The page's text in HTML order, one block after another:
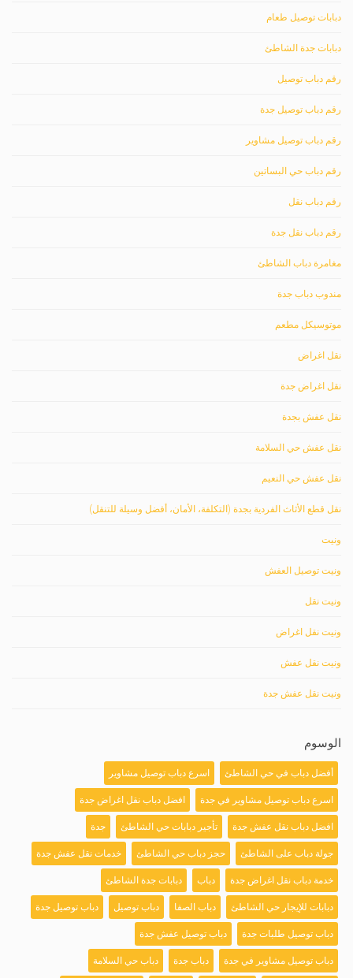
دبابات توصيل طعام
دبابات جدة الشاطئ
رقم دباب توصيل
رقم دباب توصيل جدة
رقم دباب توصيل مشاوير
رقم دباب حي البساتين
رقم دباب نقل
رقم دباب نقل جدة
مغامرة دباب الشاطئ
مندوب دباب جدة
موتوسيكل مطعم
نقل اغراض
نقل اغراض جدة
نقل عفش بجدة
نقل عفش حي السلامة
نقل عفش حي النعيم
نقل قطع الأثاث الفردية بجدة (التكلفة، الأمان، أفضل وسيلة للتنقل)
ونيت
ونيت توصيل العفش
ونيت نقل
ونيت نقل اغراض
ونيت نقل عفش
ونيت نقل عفش جدة
الوسوم
أفضل دباب في حي الشاطئ اسرع دباب توصيل مشاوير
اسرع دباب توصيل مشاوير في جدة افضل دباب نقل اغراض جدة
افضل دباب نقل عفش جدة تأجير دبابات حي الشاطئ جدة
جولة دباب على الشاطئ حجز دباب حي الشاطئ خدمات نقل عفش جدة
خدمة دباب نقل اغراض جدة دباب دبابات جدة الشاطئ
دبابات للإيجار حي الشاطئ دباب الصفا دباب توصيل دباب توصيل جدة
دباب توصيل طلبات جدة دباب توصيل عفش جدة
دباب توصيل مشاوير في جدة دباب جدة دباب حي السلامة